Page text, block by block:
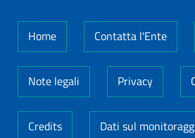
Home Contatta l'Ente
Note legali Privacy
Credits Dati sul